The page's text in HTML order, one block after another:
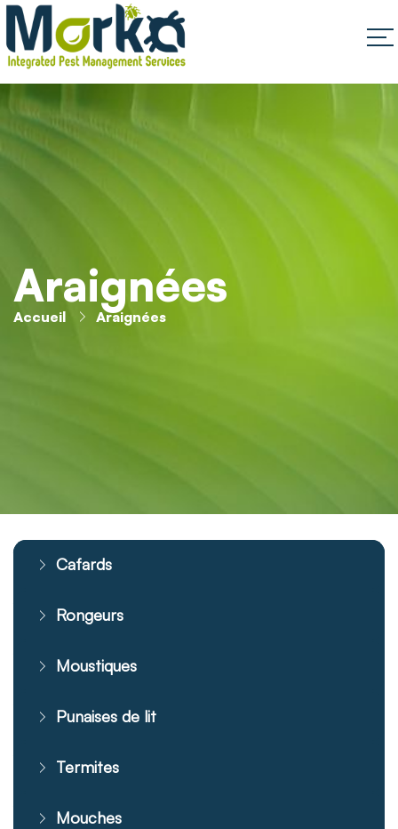
Araignées
Accueil Araignées
Cafards
Rongeurs
Moustiques
Punaises de lit
Termites
Mouches